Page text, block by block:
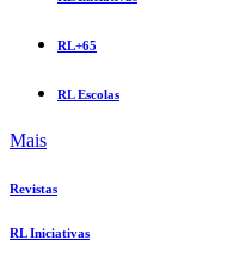
RL+65
RL Escolas
Mais
Revistas
RL Iniciativas